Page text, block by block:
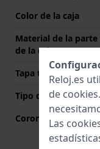
Color de la caja
Material de la
de la caja
Tapa trasera
Tipo de cristal
Corona
Reloj.es
de cookies
Las